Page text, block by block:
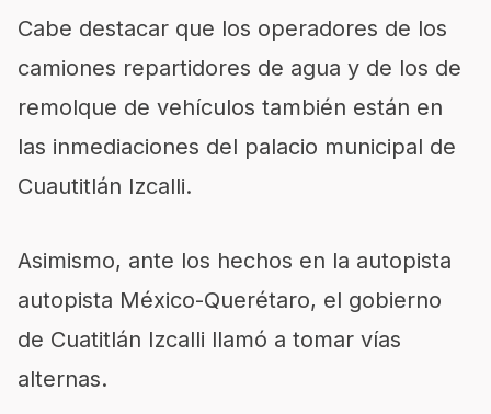
Cabe destacar que los operadores de los
camiones repartidores de agua y de los de
remolque de vehículos también están en
las inmediaciones del palacio municipal de
Cuautitlán Izcalli.
Asimismo, ante los hechos en la autopista
autopista México-Querétaro, el gobierno
de Cuatitlán Izcalli llamó a tomar vías
alternas.